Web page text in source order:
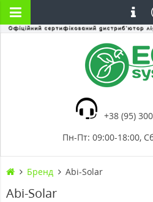
+38 (95)
Пн-Пт: 09:00-18:00,
Бренд Abi-Solar
Abi-Solar